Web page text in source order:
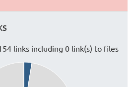
links including 0 link(s) to files